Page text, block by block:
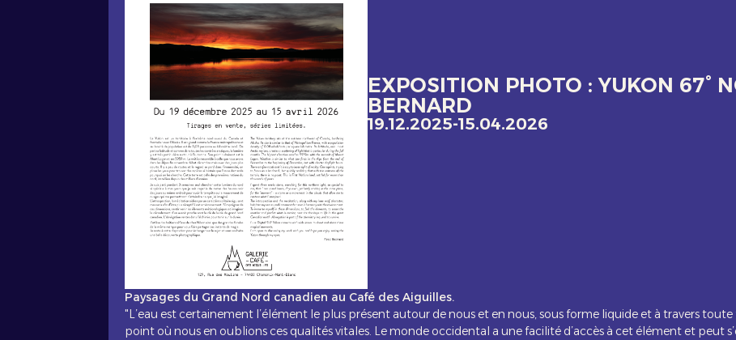
EXPOSITION PHOTO : YUKON 67°
BERNARD
19.12.2025-15.04.2026
Paysages du Grand Nord canadien au Café des Aiguilles.
"L’eau est certainement l’élément le plus présent autour de nous et en nous, sous forme liquide et à travers
point où nous en oublions ces qualités vitales. Le monde occidental a une facilité d’accès à cet élément et peut